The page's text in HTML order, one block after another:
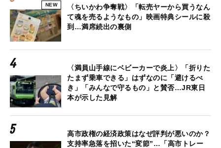
NEW
〈ちいかわ争奪戦〉「転売ヤーから買うなん
て魂を売るようなもの」映画特典シールに殺
到…満席続出の裏側
〈満員山手線にベビーカーで炎上〉「折りた
たまず乗車できる」はずなのに「避けるべ
き」「みんなで守るもの」と賛否…JR東日
本が示した見解
高市政権の経済政策はなぜ評判が悪いのか？
支持率急落を招いた“変節”…「高市トレー